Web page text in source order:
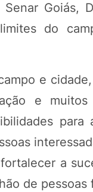
Goiás,
do
e
e
a
de